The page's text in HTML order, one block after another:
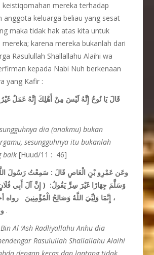
keistiqomahan mereka terhadap
anggota keluarga beliau yang sesat
maka tidak hak atas kita untuk
mereka; karena mereka bukanlah dari
Rasulullah Shallallahu Alaihi wa
kepada Nabi Nuh berkenaan
yang Kafir :
قَالَ يَا نُوحُ إِنَّهُ لَيْسَ مِنْ أَهْلِكَ إِنَّهُ عَمَلٌ
dia (anakmu) bukan
sesungguhnya itu bukanlah
baik [Huud/11 : 46]
وعَن عَمْرِو بْنِ الْعَاصِ قَالَ : سَمِعْتُ رَسُولَ
وَسَلَّمَ جِهَارًا غَيْرَ سِرٍّ يَقُولُ: ( إِنَّ آلَ أَبِي فُلَانٍ
، إِنَّمَا وَلِيِّيَ اللَّهُ وَصَالِحُ الْمُؤْمِنِينَ
.
Al ‘Ash Radliyallahu Anhu dia
Rasulullah Shallallahu Alaihi